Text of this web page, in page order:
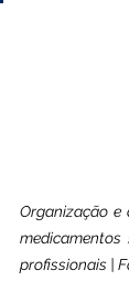
Organização e
profissionais |